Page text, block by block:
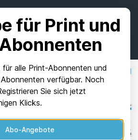
für Print und
für alle Print-Abonnenten und
verfügbar. Noch
Sie sich jetzt
Klicks.
Abo-Angebote